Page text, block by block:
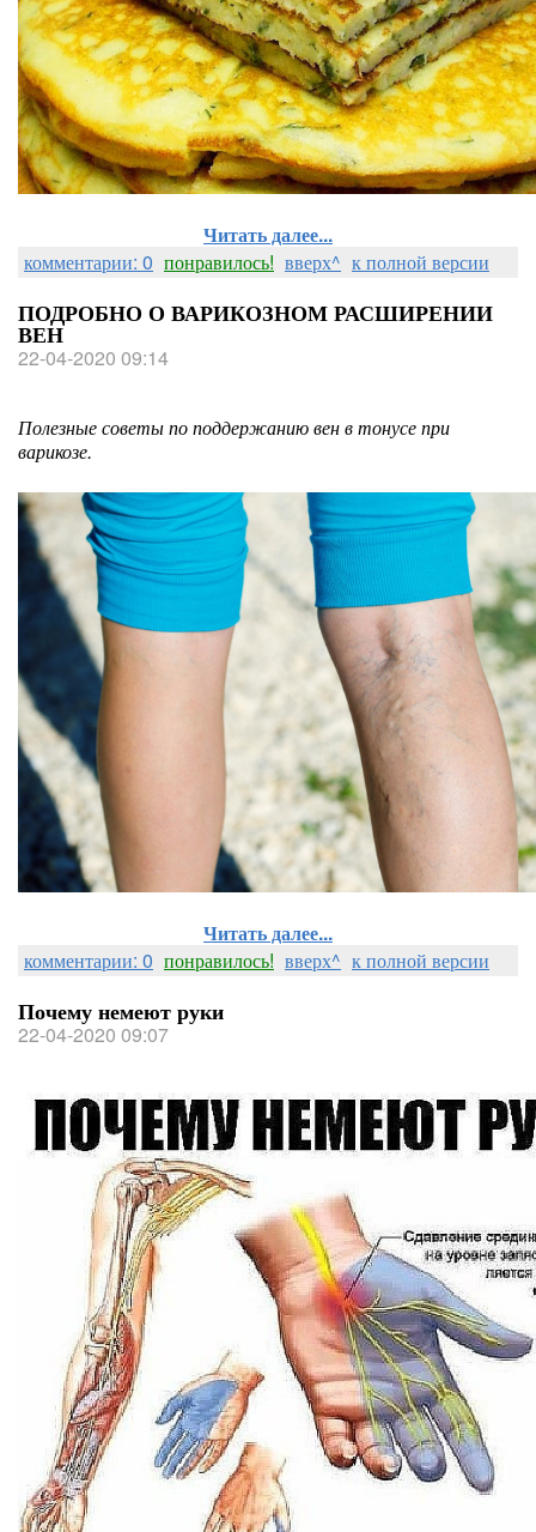
Читать далее...
комментарии: 0 понравилось! вверх^ к полной версии
ПОДРОБНО О ВАРИКОЗНОМ РАСШИРЕНИИ
ВЕН
22-04-2020 09:14
Полезные советы по поддержанию вен в тонусе при
варикозе.
Читать далее...
комментарии: 0 понравилось! вверх^ к полной версии
Почему немеют руки
22-04-2020 09:07